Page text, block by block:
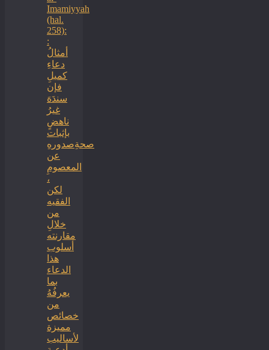
Imamiyyah
(hal.
258):
:
أمثالُ
دعاءِ
كميلِ
فإن
سندَهَ
غيرُ
ناهضٍ
بإثبات
صحةِصدورهِ
عن
المعصومِ
،
لكن
الفقيه
من
خلالِ
مقارنته
أسلوب
هذا
الدعاء
بما
يعرفُهُ
من
خصائص
مميزة
لأساليب